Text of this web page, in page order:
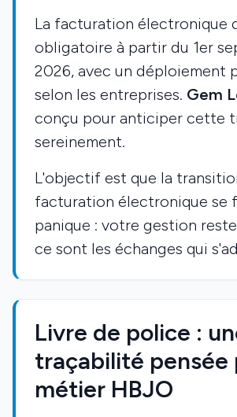
La facturation électronique
obligatoire à partir du 1er
2026, avec un déploiement
selon les entreprises. Gem
conçu pour anticiper cette
sereinement.
L'objectif est que la
facturation électronique se
panique : votre gestion
ce sont les échanges qui
Livre de police :
traçabilité pensée
métier HBJO